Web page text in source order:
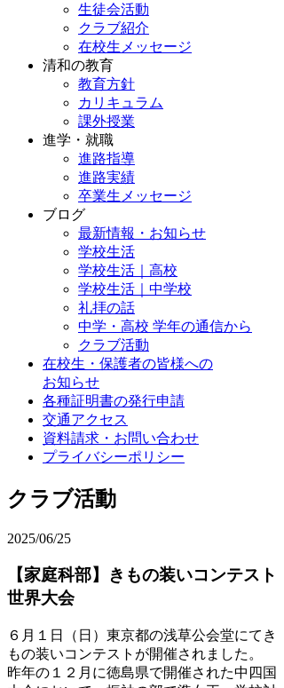
生徒会活動
クラブ紹介
在校生メッセージ
清和の教育
教育方針
カリキュラム
課外授業
進学・就職
進路指導
進路実績
卒業生メッセージ
ブログ
最新情報・お知らせ
学校生活
学校生活｜高校
学校生活｜中学校
礼拝の話
中学・高校 学年の通信から
クラブ活動
在校生・保護者の皆様への
お知らせ
各種証明書の発行申請
交通アクセス
資料請求・お問い合わせ
プライバシーポリシー
クラブ活動
2025/06/25
【家庭科部】きもの装いコンテスト
世界大会
６月１日（日）東京都の浅草公会堂にてき
もの装いコンテストが開催されました。
昨年の１２月に徳島県で開催された中四国